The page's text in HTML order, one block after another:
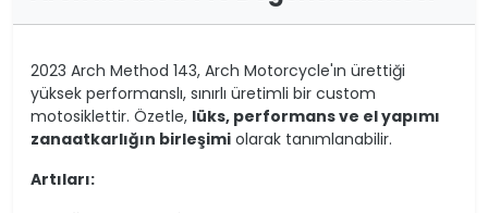
2023 Arch Method 143, Arch Motorcycle'ın ürettiği
yüksek performanslı, sınırlı üretimli bir custom
motosiklettir. Özetle, lüks, performans ve el yapımı
zanaatkarlığın birleşimi olarak tanımlanabilir.
Artıları: